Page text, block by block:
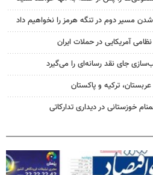
مسیر دوم در تنگه هرمز را نخواهیم داد
جای نقد رسانه‌ای را می‌گیرد
ترکیه و پاکستان
خوزستانی در دیداری تدارکاتی